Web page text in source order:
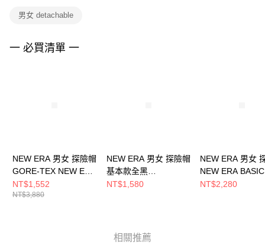
３．未成年的使用者請事先徵得法定代理人或監護人之同意方可使用
４．使用「AFTEE先享後付」時，將依據個別帳號之用戶狀況，依本公司即
男女 detachable
一 必買清單 一
NEW ERA 男女 探險帽
GORE-TEX NEW ERA
NE13956956
NT$1,552
NT$3,880
NEW ERA 男女 探險帽
基本款全黑
NE13090091
NT$1,580
NEW ERA 男女
NEW ERA BASIC
FW25 NEW ERA
NT$2,280
相關推薦